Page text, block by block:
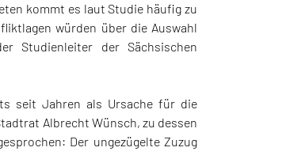
kommt es laut Studie häufig zu
würden über die Auswahl
Studienleiter der Sächsischen
seit Jahren als Ursache für die
Albrecht Wünsch, zu dessen
Der ungezügelte Zuzug